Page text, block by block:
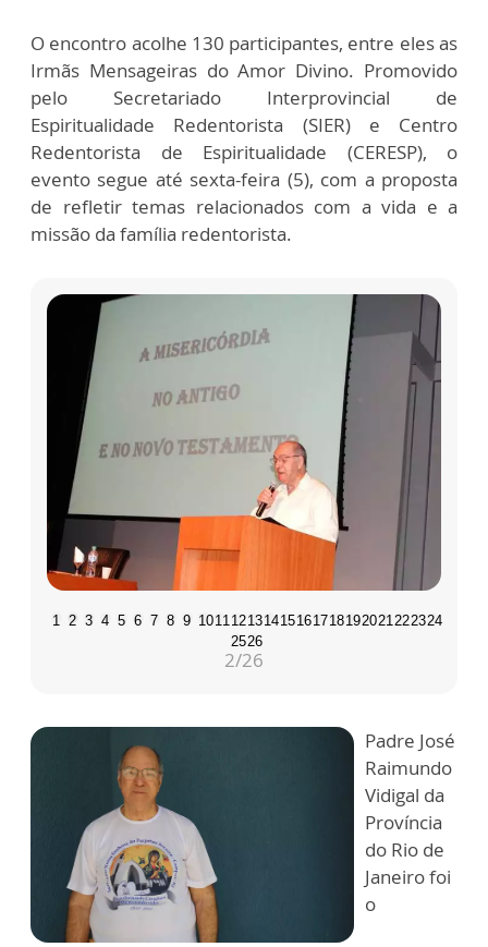
O encontro acolhe 130 participantes, entre eles as
Irmãs Mensageiras do Amor Divino. Promovido
pelo Secretariado Interprovincial de
Espiritualidade Redentorista (SIER) e Centro
Redentorista de Espiritualidade (CERESP), o
evento segue até sexta-feira (5), com a proposta
de refletir temas relacionados com a vida e a
missão da família redentorista.
1 2 3 4 5 6 7 8 9 1011 12131415161718192021 222324
2526
2/26
Padre José
Raimundo
Vidigal da
Província
do Rio de
Janeiro foi
o